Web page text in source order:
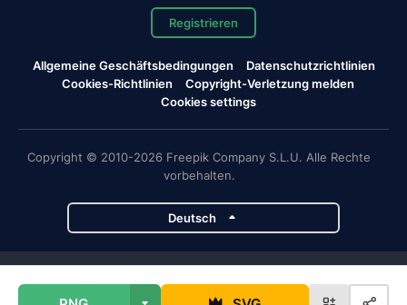
Registrieren
Allgemeine Geschäftsbedingungen
Datenschutzrichtlinien
Cookies-Richtlinien
Copyright-Verletzung melden
Cookies settings
Copyright © 2010-2026 Freepik Company S.L.U. Alle Rechte
vorbehalten.
Deutsch